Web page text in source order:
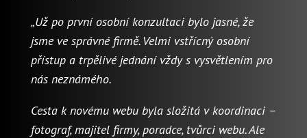
„Už po první osobní konzultaci bylo jasné, že
jsme ve správné firmě. Velmi vstřícný osobní
přístup a trpělivé jednání vždy s vysvětlením pro
nás neznámého.
Cesta k novému webu byla složitá v koordinaci –
fotograf, majitel firmy, poradce, tvůrci webu. Ale